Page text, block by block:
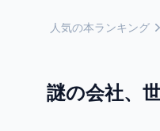
人気の本ランキング
謎の会社、